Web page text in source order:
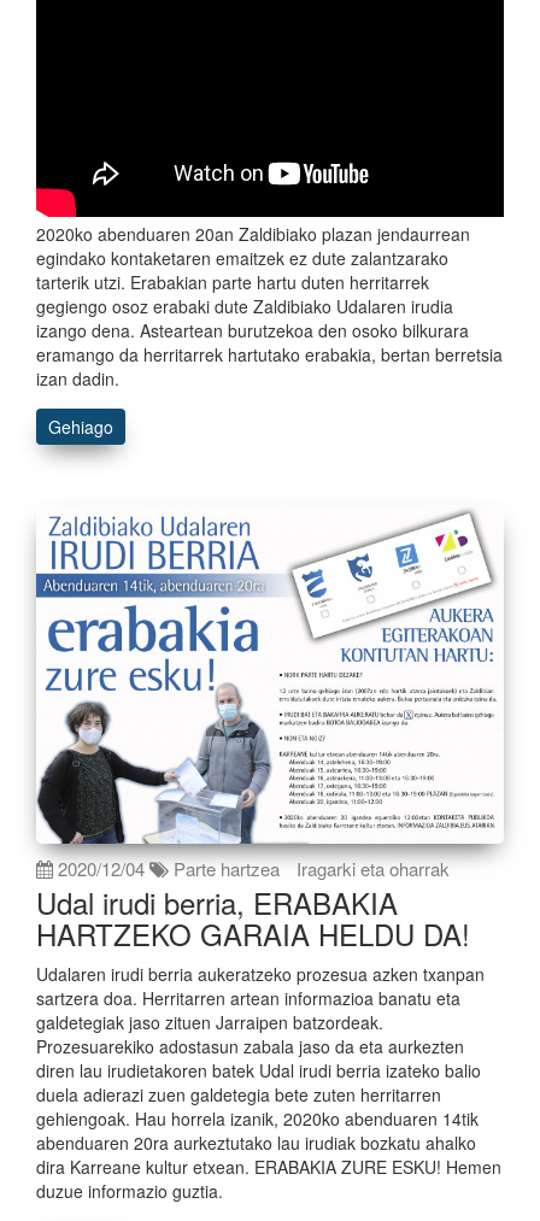
2020ko abenduaren 20an Zaldibiako plazan jendaurrean
egindako kontaketaren emaitzek ez dute zalantzarako
tarterik utzi. Erabakian parte hartu duten herritarrek
gegiengo osoz erabaki dute Zaldibiako Udalaren irudia
izango dena. Asteartean burutzekoa den osoko bilkurara
eramango da herritarrek hartutako erabakia, bertan berretsia
izan dadin.
Gehiago
2020/12/04 Parte hartzea Iragarki eta oharrak
Udal irudi berria, ERABAKIA
HARTZEKO GARAIA HELDU DA!
Udalaren irudi berria aukeratzeko prozesua azken txanpan
sartzera doa. Herritarren artean informazioa banatu eta
galdetegiak jaso zituen Jarraipen batzordeak.
Prozesuarekiko adostasun zabala jaso da eta aurkezten
diren lau irudietakoren batek Udal irudi berria izateko balio
duela adierazi zuen galdetegia bete zuten herritarren
gehiengoak. Hau horrela izanik, 2020ko abenduaren 14tik
abenduaren 20ra aurkeztutako lau irudiak bozkatu ahalko
dira Karreane kultur etxean. ERABAKIA ZURE ESKU! Hemen
duzue informazio guztia.